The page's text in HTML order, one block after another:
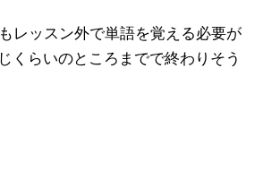
レッスン外で単語を覚える必要が
くらいのところまでで終わりそう